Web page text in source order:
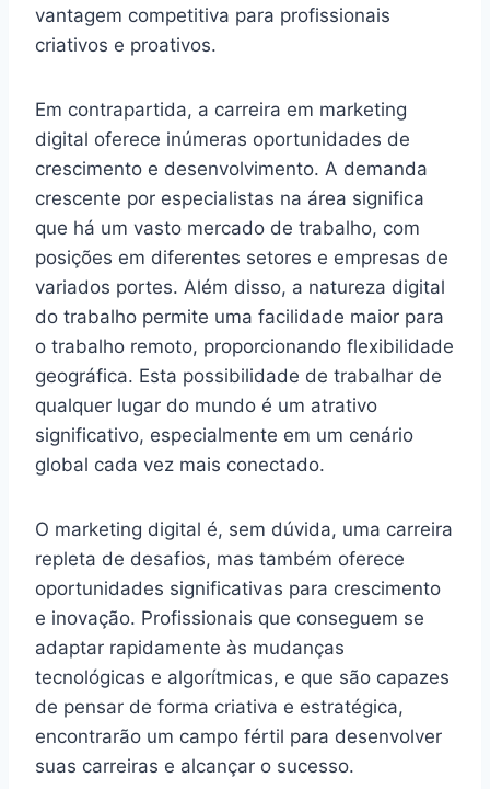
vantagem competitiva para profissionais
criativos e proativos.
Em contrapartida, a carreira em marketing
digital oferece inúmeras oportunidades de
crescimento e desenvolvimento. A demanda
crescente por especialistas na área significa
que há um vasto mercado de trabalho, com
posições em diferentes setores e empresas de
variados portes. Além disso, a natureza digital
do trabalho permite uma facilidade maior para
o trabalho remoto, proporcionando flexibilidade
geográfica. Esta possibilidade de trabalhar de
qualquer lugar do mundo é um atrativo
significativo, especialmente em um cenário
global cada vez mais conectado.
O marketing digital é, sem dúvida, uma carreira
repleta de desafios, mas também oferece
oportunidades significativas para crescimento
e inovação. Profissionais que conseguem se
adaptar rapidamente às mudanças
tecnológicas e algorítmicas, e que são capazes
de pensar de forma criativa e estratégica,
encontrarão um campo fértil para desenvolver
suas carreiras e alcançar o sucesso.